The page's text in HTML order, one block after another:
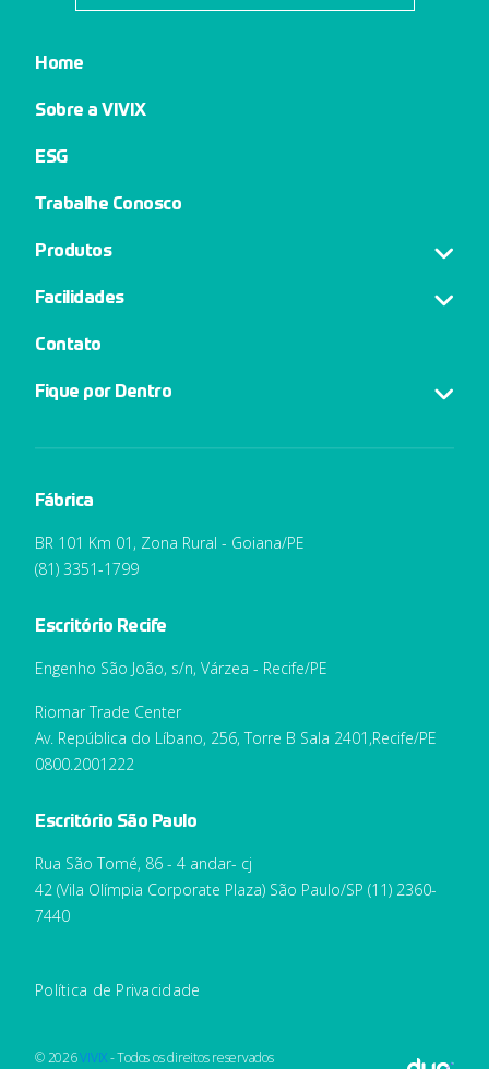
Home
Sobre a VIVIX
ESG
Trabalhe Conosco
Produtos
Facilidades
Contato
Fique por Dentro
Fábrica
BR 101 Km 01, Zona Rural - Goiana/PE
(81) 3351-1799
Escritório Recife
Engenho São João, s/n, Várzea - Recife/PE
Riomar Trade Center
Av. República do Líbano, 256, Torre B Sala 2401,Recife/PE
0800.2001222
Escritório São Paulo
Rua São Tomé, 86 - 4 andar- cj
42 (Vila Olímpia Corporate Plaza) São Paulo/SP (11) 2360-
7440
Política de Privacidade
©‎ 2026VIVIX- Todos os direitos reservados